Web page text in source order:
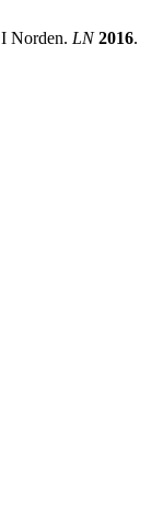
Norden. LN 2016.